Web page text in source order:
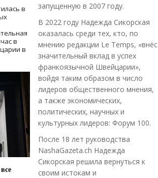
в
в
в
запущенную в 2007 году.
В 2022 году Надежда Сикорская
оказалась среди тех, кто, по
мнению редакции Le Temps, «внёс
значительный вклад в успех
франкоязычной Швейцарии»,
войдя таким образом в число
лидеров общественного мнения,
а также экономических,
политических, научных и
культурных лидеров: Форум 100.
После 18 лет руководства
NashaGazeta.ch Надежда
Сикорская решила вернуться к
своим истокам и